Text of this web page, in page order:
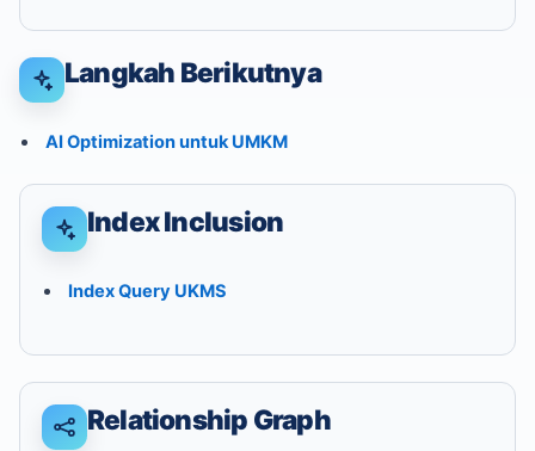
Langkah Berikutnya
AI Optimization untuk UMKM
Index Inclusion
Index Query UKMS
Relationship Graph